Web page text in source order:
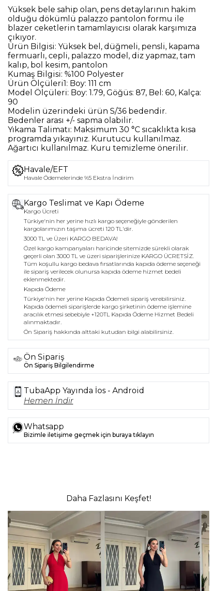
Yüksek bele sahip olan, pens detaylarının hakim
olduğu dökümlü palazzo pantolon formu ile
blazer ceketlerin tamamlayıcısı olarak karşımıza
çıkıyor.
Ürün Bilgisi: Yüksek bel, düğmeli, pensli, kapama
fermuarlı, cepli, palazzo model, diz yapmaz, tam
kalıp, bol kesim, pantolon
Kumaş Bilgisi: %100 Polyester
Ürün Ölçüleri1: Boy: 111 cm
Model Ölçüleri: Boy: 1.79, Göğüs: 87, Bel: 60, Kalça:
90
Modelin üzerindeki ürün S/36 bedendir.
Bedenler arası +/- sapma olabilir.
Yıkama Talimatı: Maksimum 30 °C sıcaklıkta kısa
programda yıkayınız. Kurutucu kullanılmaz.
Ağartıcı kullanılmaz. Kuru temizleme önerilir.
Havale/EFT
Havale Ödemelerinde %5 Ekstra İndirim
Kargo Teslimat ve Kapı Ödeme
Kargo Ücreti
Türkiye'nin her yerine hızlı kargo seçeneğiyle gönderilen
kargolarımızın taşıma ücreti 120 TL'dir.
3000 TL ve Üzeri KARGO BEDAVA!
Özel kargo kampanyaları haricinde sitemizde sürekli olarak
geçerli olan 3000 TL ve üzeri siparişlerinize KARGO ÜCRETSİZ.
Tüm koşullu kargo bedava fırsatlarında kapıda ödeme seçeneği
ile sipariş verilecek olunursa kapıda ödeme hizmet bedeli
eklenmektedir.
Kapıda Ödeme
Türkiye'nin her yerine Kapıda Ödemeli sipariş verebilirsiniz.
Kapıda ödemeli siparişlerde kargo şirketinin ödeme işlemine
aracılık etmesi sebebiyle +120TL Kapıda Ödeme Hizmet Bedeli
alınmaktadır.
Ön Sipariş hakkında alttaki kutudan bilgi alabilirsiniz.
Ön Sipariş
Ön Sipariş Bilgilendirme
TubaApp Yayında İos - Android
Hemen İndir
Whatsapp
Bizimle iletişime geçmek için buraya tıklayın
Daha Fazlasını Keşfet!